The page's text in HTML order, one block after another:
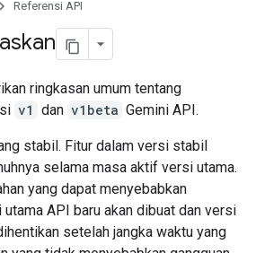
Referensi API
ringkasan umum tentang
v1 dan v1beta Gemini API.
stabil. Fitur dalam versi stabil
selama masa aktif versi utama.
yang dapat menyebabkan
utama API baru akan dibuat dan versi
setelah jangka waktu yang